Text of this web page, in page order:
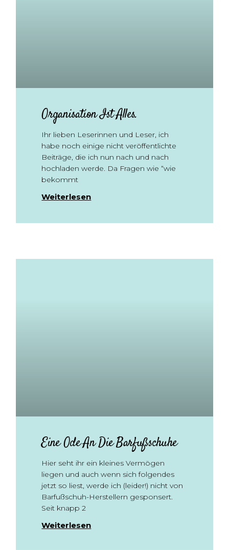
Organisation Ist Alles.
Ihr lieben Leserinnen und Leser, ich
habe noch einige nicht veröffentlichte
Beiträge, die ich nun nach und nach
hochladen werde. Da Fragen wie “wie
bekommt
Weiterlesen
Eine Ode An Die Barfußschuhe
Hier seht ihr ein kleines Vermögen
liegen und auch wenn sich folgendes
jetzt so liest, werde ich (leider!) nicht von
Barfußschuh-Herstellern gesponsert.
Seit knapp 2
Weiterlesen